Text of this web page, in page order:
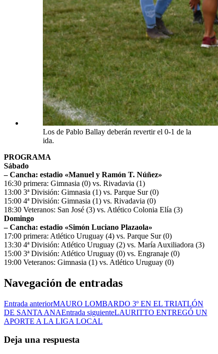
Los de Pablo Ballay deberán revertir el 0-1 de la
ida.
PROGRAMA
Sábado
– Cancha: estadio «Manuel y Ramón T. Núñez»
16:30 primera: Gimnasia (0) vs. Rivadavia (1)
13:00 3ª División: Gimnasia (1) vs. Parque Sur (0)
15:00 4ª División: Gimnasia (1) vs. Rivadavia (0)
18:30 Veteranos: San José (3) vs. Atlético Colonia Elía (3)
Domingo
– Cancha: estadio «Simón Luciano Plazaola»
17:00 primera: Atlético Uruguay (4) vs. Parque Sur (0)
13:30 4ª División: Atlético Uruguay (2) vs. María Auxiliadora (3)
15:00 3ª División: Atlético Uruguay (0) vs. Engranaje (0)
19:00 Veteranos: Gimnasia (1) vs. Atlético Uruguay (0)
Navegación de entradas
Entrada anteriorMAURO LOMBARDO 3º EN EL TRIATLÓN
DE SANTA ANAEntrada siguienteLAURITTO ENTREGÓ UN
APORTE A LA LIGA LOCAL
Deja una respuesta